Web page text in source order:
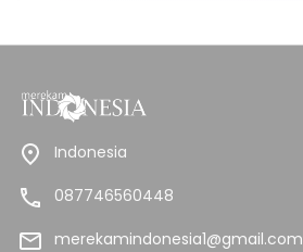
Indonesia
087746560448
merekamindonesia1@gmail.com